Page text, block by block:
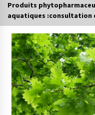
Produits
aquatiques :consultation